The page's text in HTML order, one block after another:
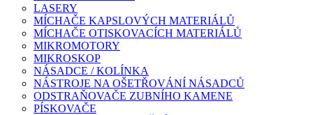
LASERY
MÍCHAČE KAPSLOVÝCH MATERIÁLŮ
MÍCHAČE OTISKOVACÍCH MATERIÁLŮ
MIKROMOTORY
MIKROSKOP
NÁSADCE / KOLÍNKA
NÁSTROJE NA OŠETŘOVÁNÍ NÁSADCŮ
ODSTRAŇOVAČE ZUBNÍHO KAMENE
PÍSKOVAČE